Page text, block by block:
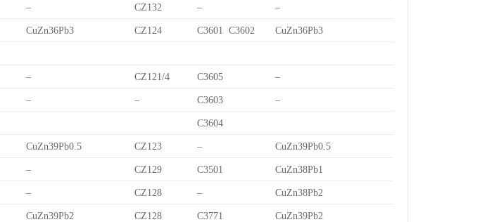
– CZ132 – –
CuZn36Pb3 CZ124 C3601 C3602 CuZn36Pb3
– CZ121/4 C3605 –
– – C3603 –
C3604
CuZn39Pb0.5 CZ123 – CuZn39Pb0.5
– CZ129 C3501 CuZn38Pb1
– CZ128 – CuZn38Pb2
CuZn39Pb2 CZ128 C3771 CuZn39Pb2